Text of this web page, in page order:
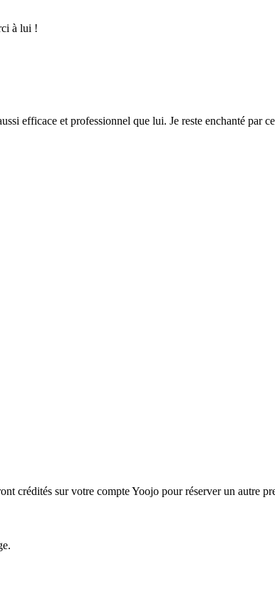
à lui !
efficace et professionnel que lui. Je reste enchanté par
crédités sur votre compte Yoojo pour réserver un autre